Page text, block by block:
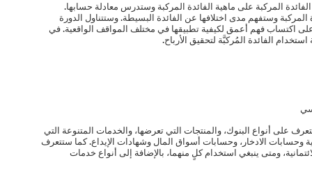
المركبة على ماهية الفائدة المركبة وستدرس معادلة حسابها.
وستفهم مدى اختلافها عن الفائدة البسيطة. وستتناول الدورة
على اكتساب فهم أعمق لكيفية تطبيقها في مختلف المواقف الواقعية. في
الفائدة المُركبَّة لتحقيق الأرباح.
على أنواع البنوك، والمنتجات التي تعرضها، والخدمات المتنوعة التي
وحسابات الادخار، وحسابات أسواق المال وشهادات الإيداع. كما ستتعرف
ومتى ينبغي استخدام كلٍ منهما، بالإضافة إلى أنواع خدمات